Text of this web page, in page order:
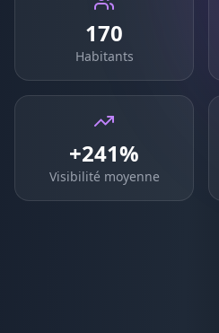
170
Habitants
+241%
Visibilité moyenne